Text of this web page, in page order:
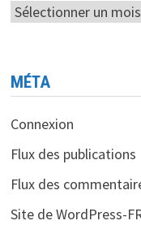
Archives
MÉTA
Connexion
Flux des publications
Flux des
Site de WordPress-